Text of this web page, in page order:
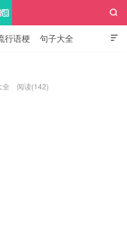

行语梗 句子大全

全 阅读(142)